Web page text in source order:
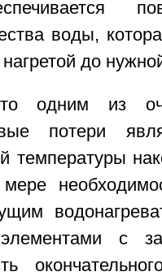
воды,
до
одним из
потери
температуры
мере
с